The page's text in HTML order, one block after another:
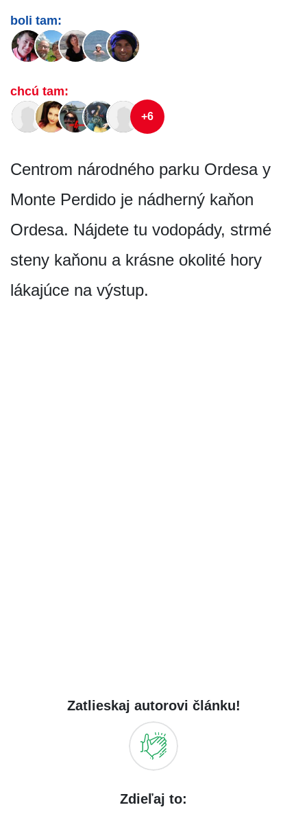
boli tam:
chcú tam:
+6
Centrom národného parku Ordesa y
Monte Perdido je nádherný kaňon
Ordesa. Nájdete tu vodopády, strmé
steny kaňonu a krásne okolité hory
lákajúce na výstup.
Zatlieskaj autorovi článku!
Zdieľaj to: